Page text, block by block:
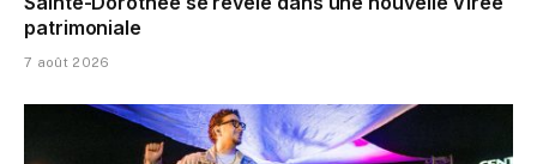
patrimoniale
7 août 2026